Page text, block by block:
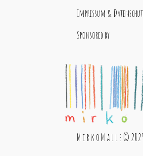
Impressum &
Sponsored by
M i r k o M a l l e ©